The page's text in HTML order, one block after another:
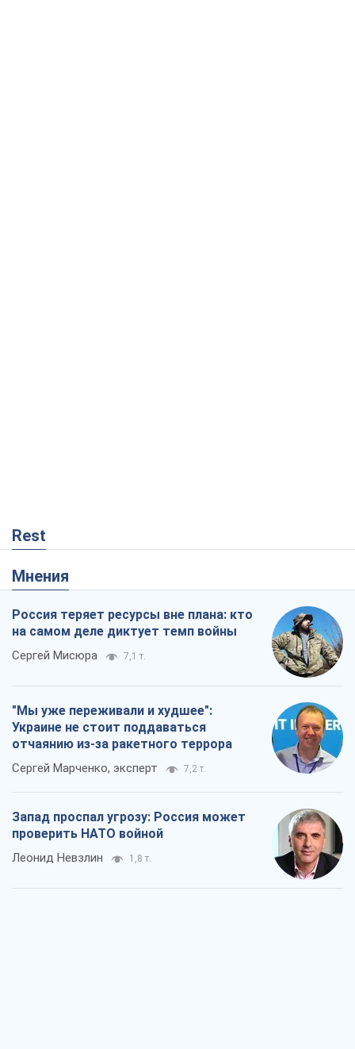
Rest
Мнения
Россия теряет ресурсы вне плана: кто
на самом деле диктует темп войны
Сергей Мисюра 7,1 т.
"Мы уже переживали и худшее":
Украине не стоит поддаваться
отчаянию из-за ракетного террора
Сергей Марченко, эксперт 7,2 т.
Запад проспал угрозу: Россия может
проверить НАТО войной
Леонид Невзлин 1,8 т.